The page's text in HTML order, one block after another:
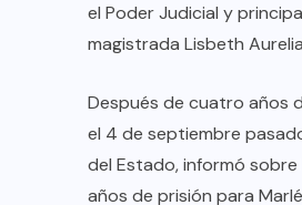
el Poder Judicial y
magistrada Lisbeth
Después de cuatro años
el 4 de septiembre
del Estado, informó
años de prisión para